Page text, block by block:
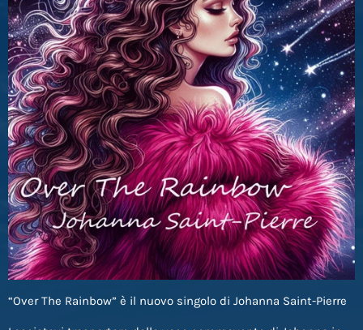
“Over The Rainbow” è il nuovo singolo di Johanna Saint-Pierre